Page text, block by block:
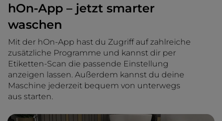
hOn-App – jetzt smarter
waschen
Mit der hOn-App hast du Zugriff auf zahlreiche
zusätzliche Programme und kannst dir per
Etiketten-Scan die passende Einstellung
anzeigen lassen. Außerdem kannst du deine
Maschine jederzeit bequem von unterwegs
aus starten.